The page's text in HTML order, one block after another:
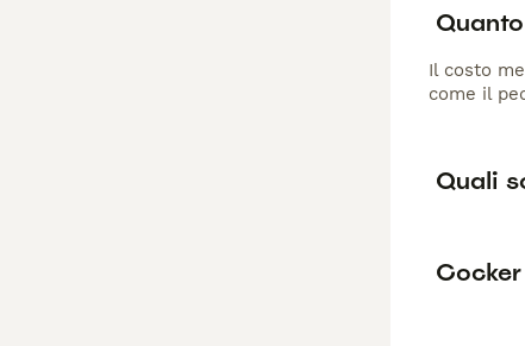
Il costo
come il
Quali